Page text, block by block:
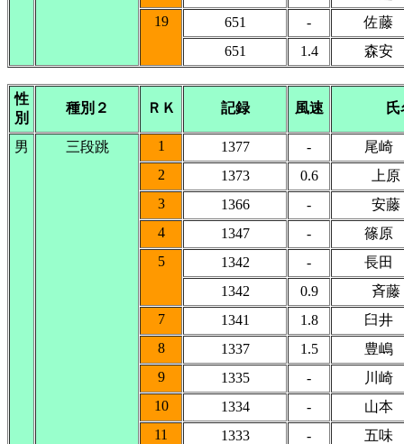
19
651 -
佐藤
651
1.4 森安
性
別
種別２ ＲＫ 記録 風速
男 三段跳 1 1377 -
尾崎
2
1373 0.6
上
3
1366 -
安
4
1347 -
篠原
5
1342 -
長田
1342
0.9
斉
7
1341 1.8
臼井
8
1337 1.5
豊嶋
9
1335 -
川崎
10
1334 -
山本
11
1333 -
五味